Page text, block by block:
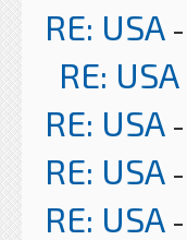
RE: USA -
RE: USA
RE: USA -
RE: USA -
RE: USA -